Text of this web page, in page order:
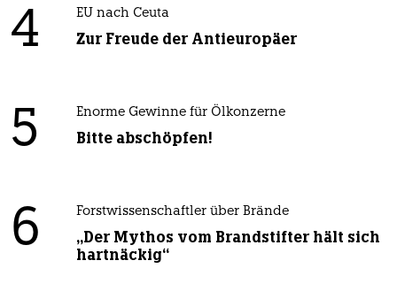
4 EU nach Ceuta
Zur Freude der Antieuropäer
5 Enorme Gewinne für Ölkonzerne
Bitte abschöpfen!
6 Forstwissenschaftler über Brände
„Der Mythos vom Brandstifter hält sich
hartnäckig“